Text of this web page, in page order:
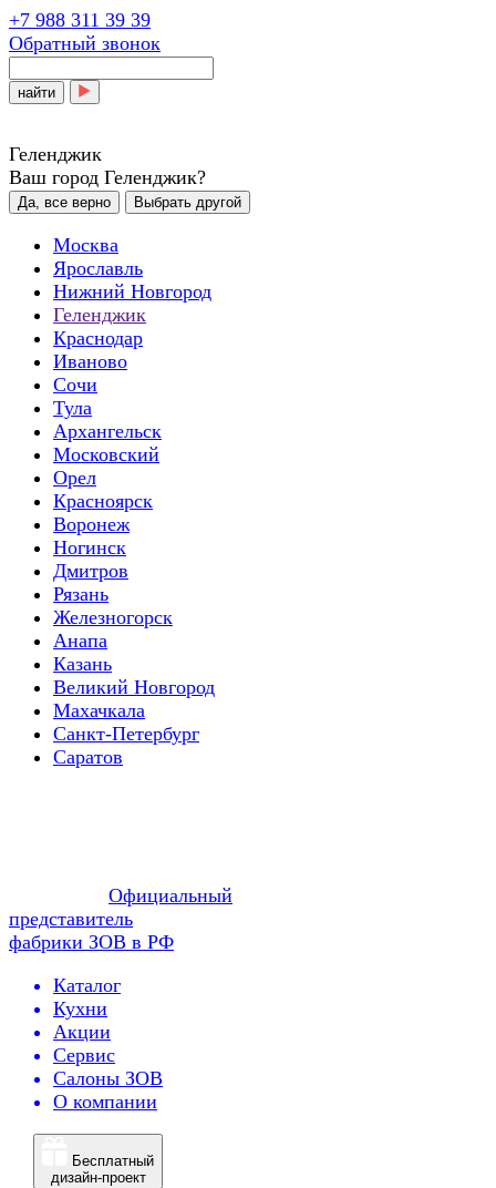
+7 988 311 39 39
Обратный звонок
найти
Геленджик
Ваш город Геленджик?
Да, все верно Выбрать другой
Москва
Ярославль
Нижний Новгород
Геленджик
Краснодар
Иваново
Сочи
Тула
Архангельск
Московский
Орел
Красноярск
Воронеж
Ногинск
Дмитров
Рязань
Железногорск
Анапа
Казань
Великий Новгород
Махачкала
Санкт-Петербург
Саратов
Официальный
представитель
фабрики ЗОВ в РФ
Каталог
Кухни
Акции
Сервис
Салоны ЗОВ
О компании
Бесплатный
дизайн-проект